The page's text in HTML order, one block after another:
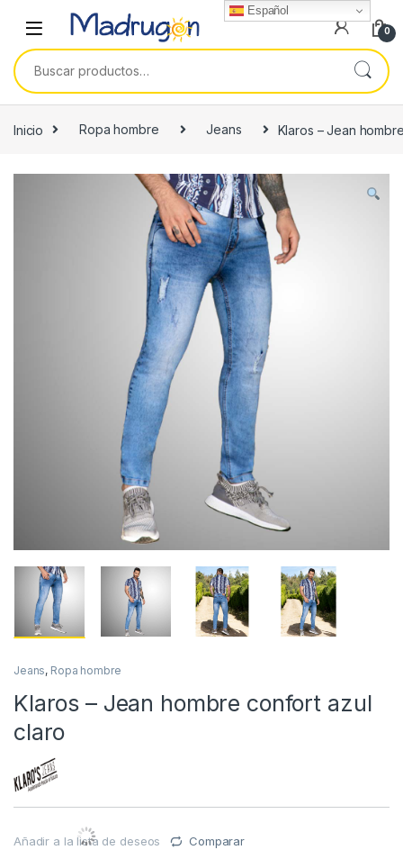
0
Buscar por:
Inicio Ropa hombre Jeans Klaros – Jean
Jeans, Ropa hombre
Klaros – Jean hombre confort azul
claro
Añadir a la lista de deseos Comparar
Español